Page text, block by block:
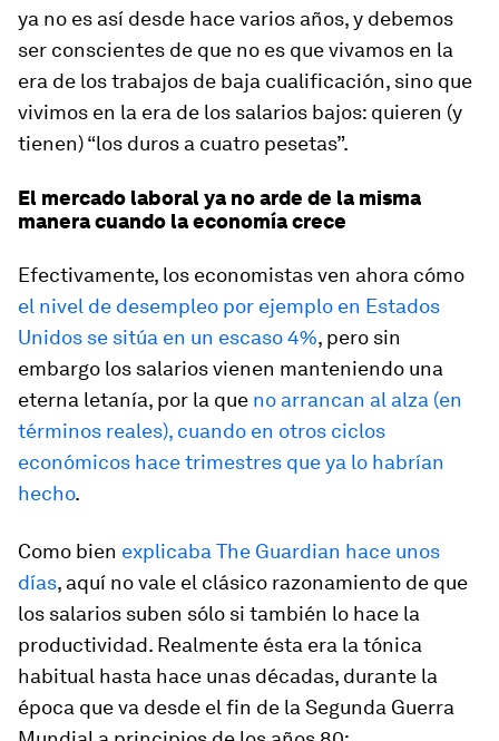
ya no es así desde hace varios años, y debemos
ser conscientes de que no es que vivamos en la
era de los trabajos de baja cualificación, sino que
vivimos en la era de los salarios bajos: quieren (y
tienen) “los duros a cuatro pesetas”.
El mercado laboral ya no arde de la misma
manera cuando la economía crece
Efectivamente, los economistas ven ahora cómo
el nivel de desempleo por ejemplo en Estados
Unidos se sitúa en un escaso 4%, pero sin
embargo los salarios vienen manteniendo una
eterna letanía, por la que no arrancan al alza (en
términos reales), cuando en otros ciclos
económicos hace trimestres que ya lo habrían
hecho.
Como bien explicaba The Guardian hace unos
días, aquí no vale el clásico razonamiento de que
los salarios suben sólo si también lo hace la
productividad. Realmente ésta era la tónica
habitual hasta hace unas décadas, durante la
época que va desde el fin de la Segunda Guerra